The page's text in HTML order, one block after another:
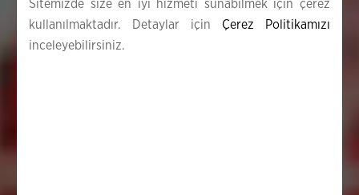
Sitemizde size en iyi hizmeti sunabilmek için çerez
kullanılmaktadır. Detaylar için Çerez Politikamızı
inceleyebilirsiniz.